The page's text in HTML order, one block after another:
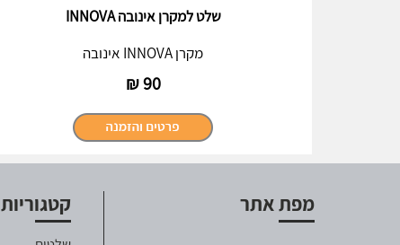
שלט למקרן אינובה INNOVA
מקרן INNOVA אינובה
90
₪
מפת אתר קטגוריות